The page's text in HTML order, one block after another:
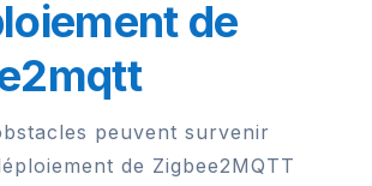
de
peuvent survenir
de Zigbee2MQTT